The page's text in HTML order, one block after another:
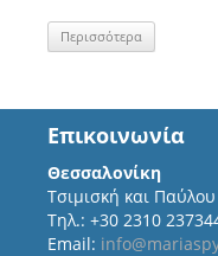
Περισσότερα
Επικοινωνία
Θεσσαλονίκη
Τσιμισκή και
Τηλ.: +30 2310
Email: